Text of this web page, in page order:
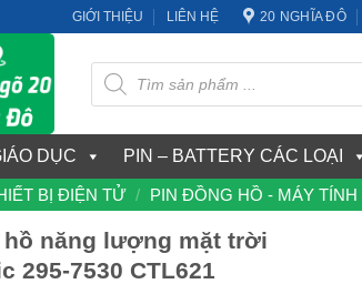
GIỚI THIỆU LIÊN HỆ 20 NGHĨA ĐÔ
Tìm
kiếm
sản
phẩm
DỤC PIN – BATTERY CÁC LOẠI
BỊ ĐIỆN TỬ / PIN ĐỒNG HỒ - MÁY TÍNH
hồ năng lượng mặt trời
295-7530 CTL621